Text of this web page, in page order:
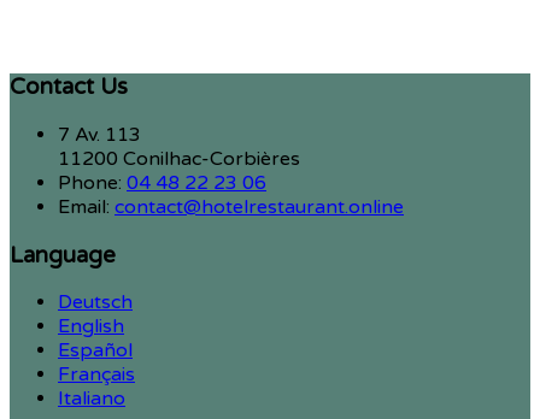
Contact Us
7 Av. 113
11200 Conilhac-Corbières
Phone: 04 48 22 23 06
Email: contact@hotelrestaurant.online
Language
Deutsch
English
Español
Français
Italiano